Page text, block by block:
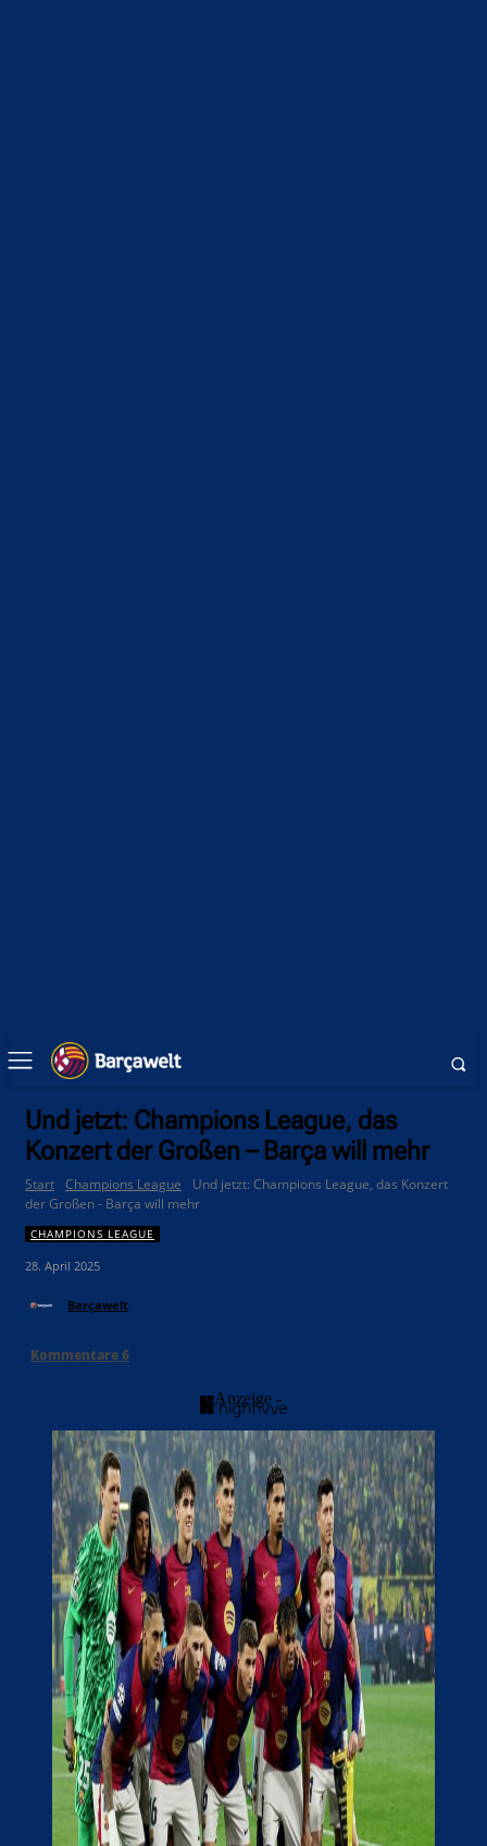
Und jetzt: Champions League, das
Konzert der Großen – Barça will mehr
Start Champions League
Und jetzt: Champions League, das Konzert
der Großen - Barça will mehr
CHAMPIONS LEAGUE
28. April 2025
Barçawelt
Kommentare6
- Anzeige -